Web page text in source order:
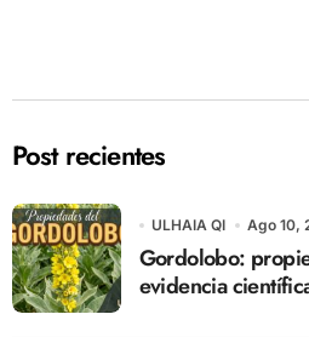
Post recientes
ULHAIA QI Ago 10,
Gordolobo:
evidencia